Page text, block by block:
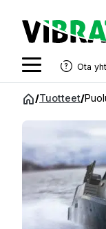
sisältöön
Ota
/Tuotteet/